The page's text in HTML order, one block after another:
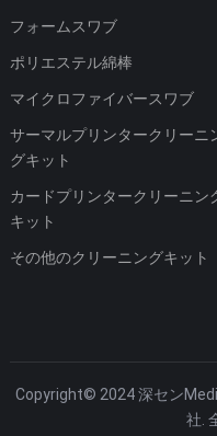
フォームスワブ
ポリエステル綿棒
マイクロファイバースワブ
サーマルプリンタークリーニ
グキット
カードプリンタークリーニン
キット
その他のクリーニングキット
Copyright© 2024 深セン
社.